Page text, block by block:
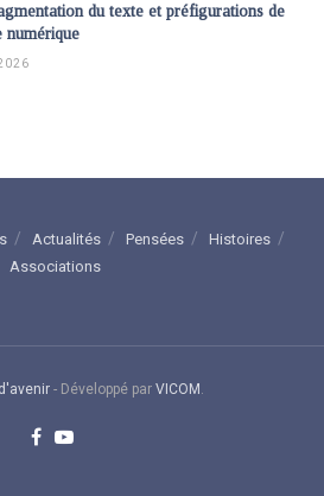
du texte et préfigurations de
numérique
Actualités Pensées
Histoires
Associations
- Développé par VICOM